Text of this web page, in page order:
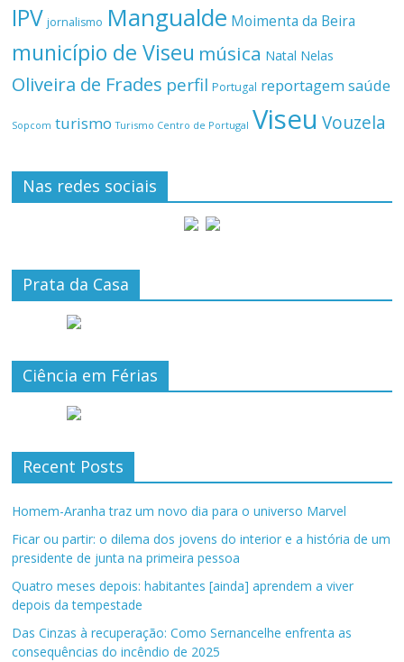
IPV jornalismo Mangualde Moimenta da Beira
município de Viseu música Natal Nelas
Oliveira de Frades perfil Portugal reportagemsaúde
Sopcom turismo Turismo Centro de Portugal Viseu Vouzela
Nas redes sociais
Prata da Casa
Ciência em Férias
Recent Posts
Homem-Aranha traz um novo dia para o universo Marvel
Ficar ou partir: o dilema dos jovens do interior e a história de um
presidente de junta na primeira pessoa
Quatro meses depois: habitantes [ainda] aprendem a viver
depois da tempestade
Das Cinzas à recuperação: Como Sernancelhe enfrenta as
consequências do incêndio de 2025